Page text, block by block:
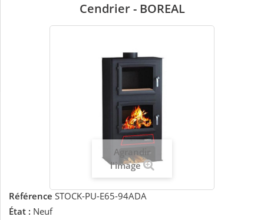
Cendrier - BOREAL
Agrandir
l'image
Référence STOCK-PU-E65-94ADA
État : Neuf